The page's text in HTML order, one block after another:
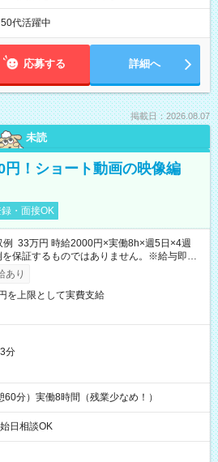
代活躍中
応募する 詳細へ
掲載日：2026.08.07
未読
円！ショート動画の映像編
・面接OK
33万円 時給2000円×実働8h×週5日×4週
保証するものではありません。※給与即受
（利用条件有）
あり
を上限として実費支給
分
分）実働8時間（残業少なめ！）
日相談OK